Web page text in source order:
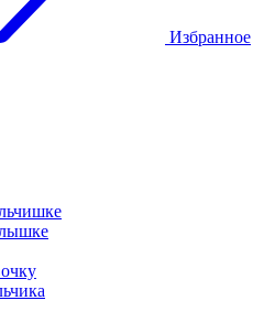
Избранное